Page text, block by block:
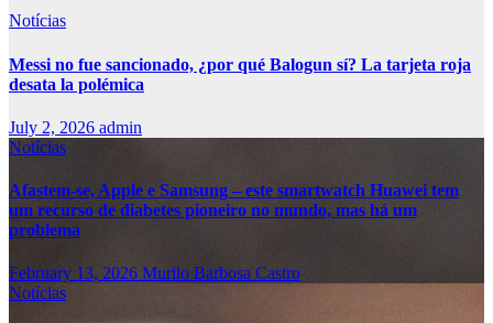
Notícias
Messi no fue sancionado, ¿por qué Balogun sí? La tarjeta roja
desata la polémica
July 2, 2026 admin
Notícias
Afastem-se, Apple e Samsung – este smartwatch Huawei tem
um recurso de diabetes pioneiro no mundo, mas há um
problema
February 13, 2026 Murilo Barbosa Castro
Notícias